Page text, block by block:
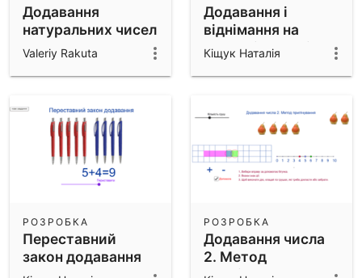
Додавання
натуральних чисел
Valeriy Rakuta
Додавання і
віднімання на
числовій шкалі
Кіщук Наталія
Переставний
закон додавання
РОЗРОБКА
Додавання числа
2. Метод
РОЗРОБКА